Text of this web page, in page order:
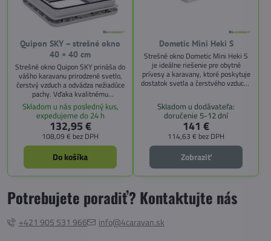
Quipon SKY – strešné okno
40 × 40 cm
Strešné okno Quipon SKY prináša do
vášho karavanu prirodzené svetlo,
čerstvý vzduch a odvádza nežiadúce
pachy. Vďaka kvalitnému
spracovaniu a praktickým funkciám
je ideálnou voľbou pre komfortné
cestovanie.
Skladom u nás posledný kus,
expedujeme do 24 h
132,95 €
108,09 € bez DPH
Do košíka
Dometic Mini Heki S
Strešné okno Dometic Mini Heki S
je ideálne riešenie pre obytné
prívesy a karavany, ktoré poskytuje
dostatok svetla a čerstvého vzduchu
rozmerom 400 × 400 mm je
vhodné aj pre menšie priestory.
Okno je vybavené núteným
vetraním (cca 150 cm²), vnútorným
rámom so zatemňovacou roletou a
sieťkou proti hmyzu, ktoré sú
nastaviteľné nezávisle od seba.
Skladom u dodávateľa:
doručenie 5-12 dní
141 €
114,63 € bez DPH
Zobraziť
Potrebujete poradiť? Kontaktujte nás
+421 905 531 966 info@4caravan.sk